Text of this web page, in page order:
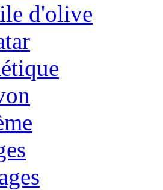
d'olive